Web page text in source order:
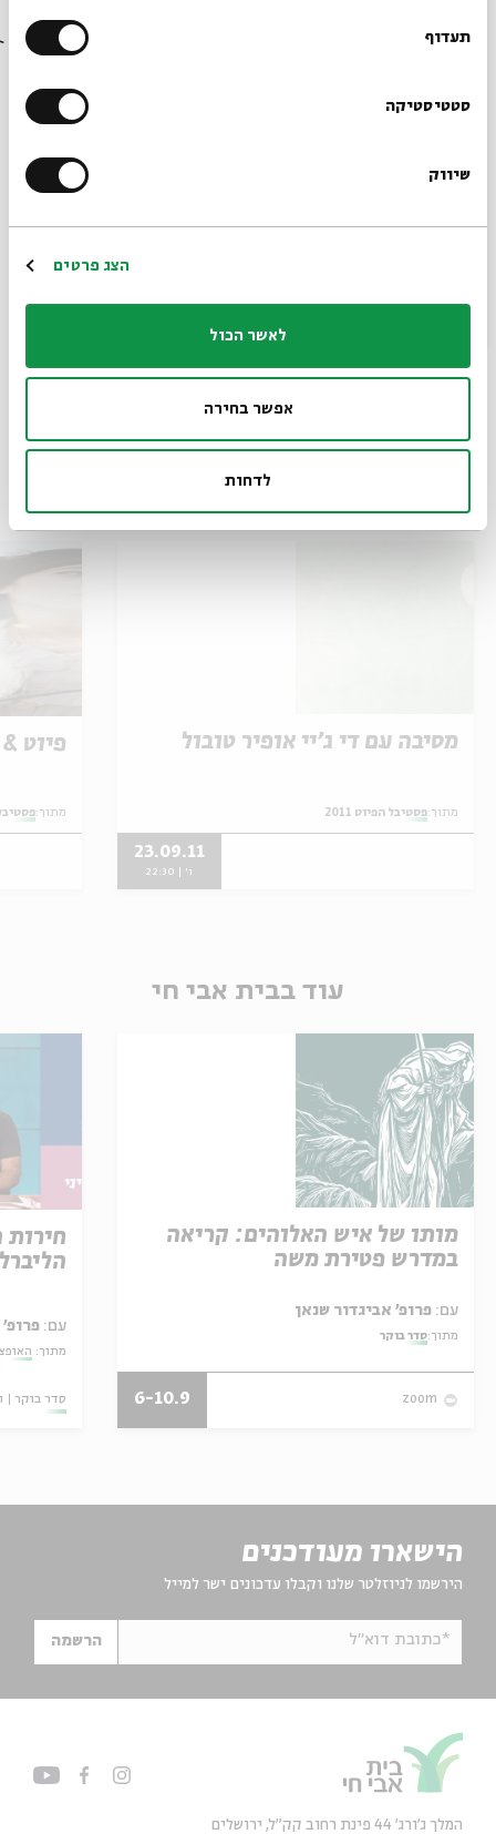
תעדוף
סטטיסטיקה
שיווק
הצג פרטים
לאשר הכול
אפשר בחירה
לדחות
אירועים נבחרים ישודרו בשידור ישיר באתר הפסטיבל,
הוספה ליומן
מסיבה עם די ג'יי אופיר טובול
מתוך:פסטיבל הפיוט 2011
23.09.11
ו' | 22:30
פיוט
מתוך:פסטיבל
עוד בבית אבי חי
מותו של איש האלוהים: קריאה
במדרש פטירת משה
עם:
מתוך:סדר בוקר
zoom
6-10.9
עם: פרופ'
מתוך:
סדר בוקר
הישארו מעודכנים
הירשמו לניוזלטר שלנו וקבלו עדכונים ישר למייל
*כתובת דוא"ל הרשמה
המלך ג'ורג' 44 פינת רחוב קק״ל, ירושלים